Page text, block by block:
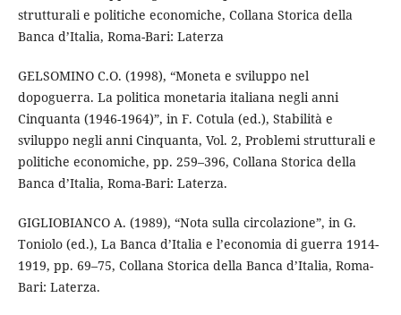
strutturali e politiche economiche, Collana Storica della
Banca d’Italia, Roma-Bari: Laterza
GELSOMINO C.O. (1998), “Moneta e sviluppo nel
dopoguerra. La politica monetaria italiana negli anni
Cinquanta (1946-1964)”, in F. Cotula (ed.), Stabilità e
sviluppo negli anni Cinquanta, Vol. 2, Problemi strutturali e
politiche economiche, pp. 259–396, Collana Storica della
Banca d’Italia, Roma-Bari: Laterza.
GIGLIOBIANCO A. (1989), “Nota sulla circolazione”, in G.
Toniolo (ed.), La Banca d’Italia e l’economia di guerra 1914-
1919, pp. 69–75, Collana Storica della Banca d’Italia, Roma-
Bari: Laterza.